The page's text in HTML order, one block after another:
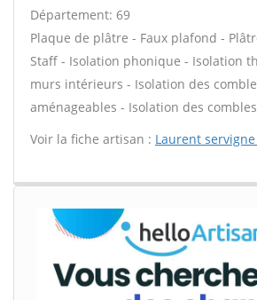
Département: 69
Plaque de plâtre - Faux plafond -
Staff - Isolation phonique - Isolation
murs intérieurs - Isolation des
aménageables - Isolation des
Voir la fiche artisan : Laurent